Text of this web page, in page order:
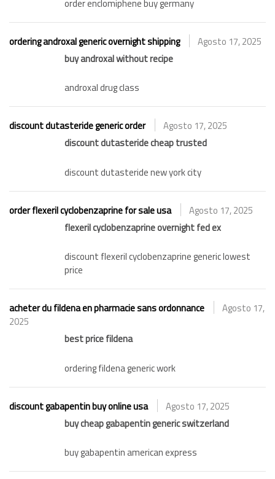
order enclomiphene buy germany
ordering androxal generic overnight shipping
Agosto 17, 2025
buy androxal without recipe
androxal drug class
discount dutasteride generic order
Agosto 17, 2025
discount dutasteride cheap trusted
discount dutasteride new york city
order flexeril cyclobenzaprine for sale usa
Agosto 17, 2025
flexeril cyclobenzaprine overnight fed ex
discount flexeril cyclobenzaprine generic lowest
price
acheter du fildena en pharmacie sans ordonnance
Agosto 17,
2025
best price fildena
ordering fildena generic work
discount gabapentin buy online usa
Agosto 17, 2025
buy cheap gabapentin generic switzerland
buy gabapentin american express